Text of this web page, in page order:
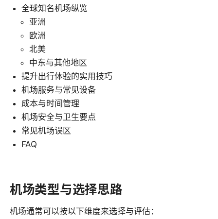
全球知名机场纵览
亚洲
欧洲
北美
中东与其他地区
提升出行体验的实用技巧
机场服务与常见设备
成本与时间管理
机场安全与卫生要点
常见机场误区
FAQ
机场类型与选择思路
机场通常可以按以下维度来选择与评估：